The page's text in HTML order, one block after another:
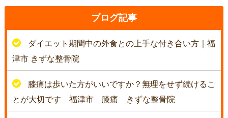
ブログ記事
ダイエット期間中の外食との上手な付き合い方｜福
津市 きずな整骨院
膝痛は歩いた方がいいですか？無理をせず続けるこ
とが大切です 福津市 膝痛 きずな整骨院